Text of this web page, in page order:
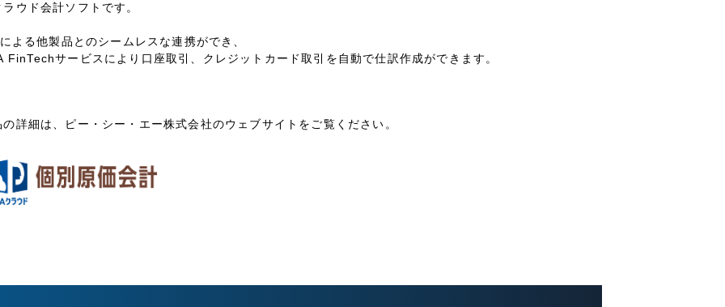
ラウド会計ソフトです。
よる他製品とのシームレスな連携ができ、
FinTechサービスにより口座取引、クレジットカード取引を自動で仕訳作成ができます。
の詳細は、ピー・シー・エー株式会社のウェブサイトをご覧ください。